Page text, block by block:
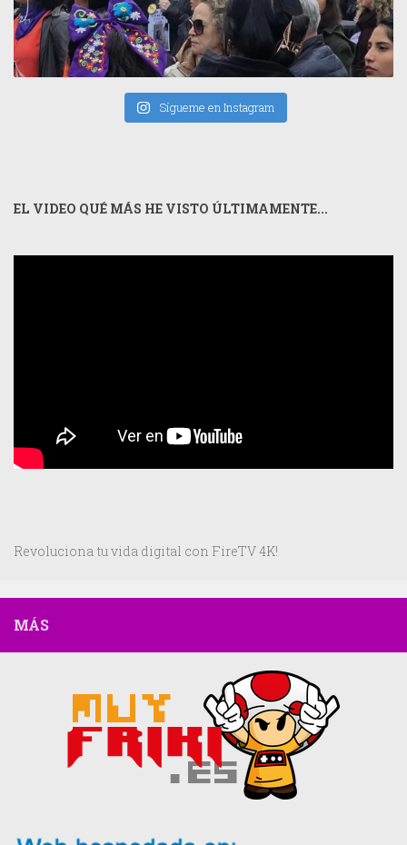
Sígueme en Instagram
EL VIDEO QUÉ MÁS HE VISTO ÚLTIMAMENTE...
Revoluciona tu vida digital con FireTV 4K!
MÁS